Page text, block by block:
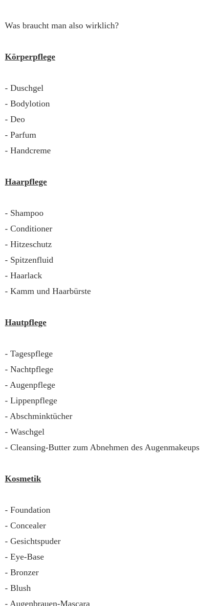
Was braucht man also wirklich?
Körperpflege
- Duschgel
- Bodylotion
- Deo
- Parfum
- Handcreme
Haarpflege
- Shampoo
- Conditioner
- Hitzeschutz
- Spitzenfluid
- Haarlack
- Kamm und Haarbürste
Hautpflege
- Tagespflege
- Nachtpflege
- Augenpflege
- Lippenpflege
- Abschminktücher
- Waschgel
- Cleansing-Butter zum Abnehmen des Augenmakeups
Kosmetik
- Foundation
- Concealer
- Gesichtspuder
- Eye-Base
- Bronzer
- Blush
- Augenbrauen-Mascara